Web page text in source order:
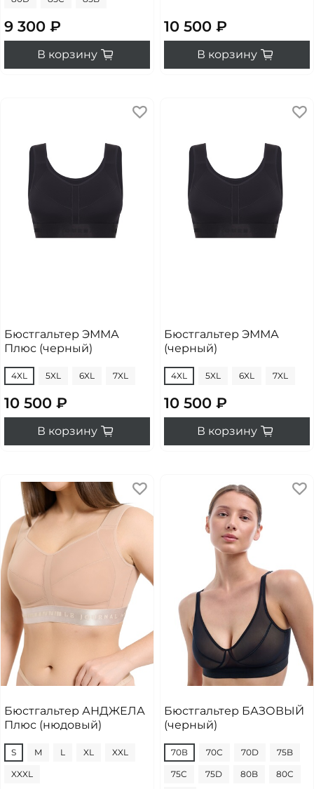
9 300 ₽
В корзину
10 500 ₽
В корзину
Бюстгальтер ЭММА
Плюс (черный)
4XL 5XL 6XL 7XL
10 500 ₽
В корзину
Бюстгальтер ЭММА
(черный)
4XL 5XL 6XL 7XL
10 500 ₽
В корзину
Бюстгальтер АНДЖЕЛА
Плюс (нюдовый)
S M L XL XXL
XXXL
Бюстгальтер БАЗОВЫЙ
(черный)
70В 70С 70D 75B
75C 75D 80B 80C